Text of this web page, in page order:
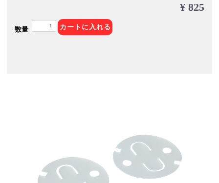
¥ 825
数量 カートに入れる